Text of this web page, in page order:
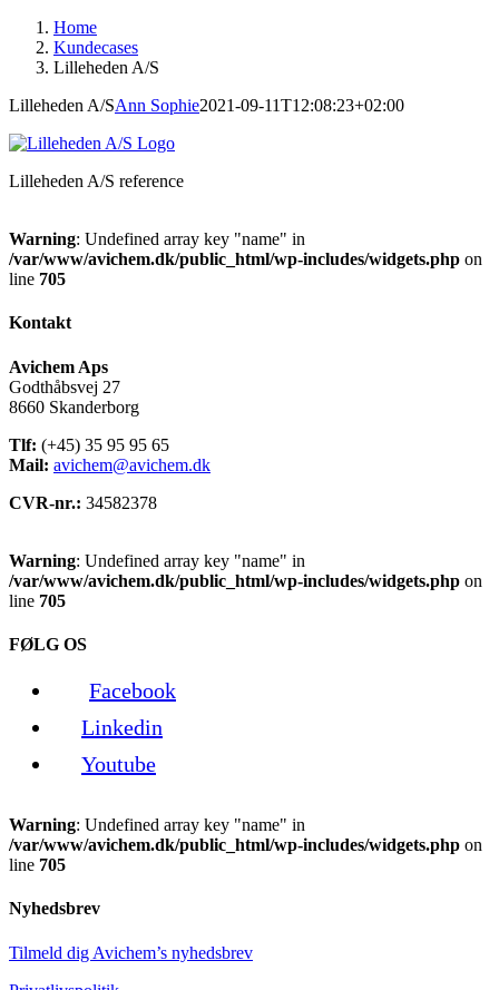
Home
Kundecases
Lilleheden A/S
Lilleheden A/SAnn Sophie2021-09-11T12:08:23+02:00
Lilleheden A/S reference
Warning: Undefined array key "name" in
/var/www/avichem.dk/public_html/wp-includes/widgets.php on
line 705
Kontakt
Avichem Aps
Godthåbsvej 27
8660 Skanderborg
Tlf: (+45) 35 95 95 65
Mail: avichem@avichem.dk
CVR-nr.: 34582378
Warning: Undefined array key "name" in
/var/www/avichem.dk/public_html/wp-includes/widgets.php on
line 705
FØLG OS
Facebook
Linkedin
Youtube
Warning: Undefined array key "name" in
/var/www/avichem.dk/public_html/wp-includes/widgets.php on
line 705
Nyhedsbrev
Tilmeld dig Avichem’s nyhedsbrev